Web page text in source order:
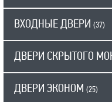
ВХОДНЫЕ ДВЕРИ (37)
ДВЕРИ СКРЫТОГО
ДВЕРИ ЭКОНОМ (25)